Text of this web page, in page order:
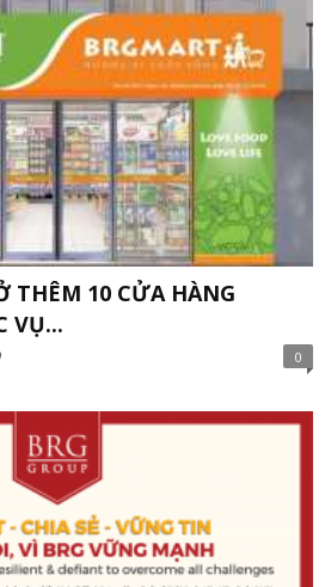
THÊM 10 CỬA HÀNG
VỤ...
0